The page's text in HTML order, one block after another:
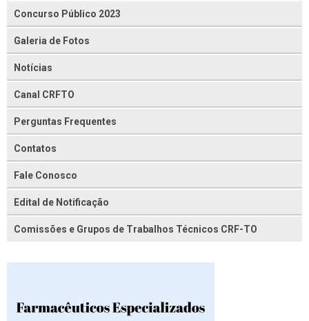
Concurso Público 2023
Galeria de Fotos
Notícias
Canal CRFTO
Perguntas Frequentes
Contatos
Fale Conosco
Edital de Notificação
Comissões e Grupos de Trabalhos Técnicos CRF-TO